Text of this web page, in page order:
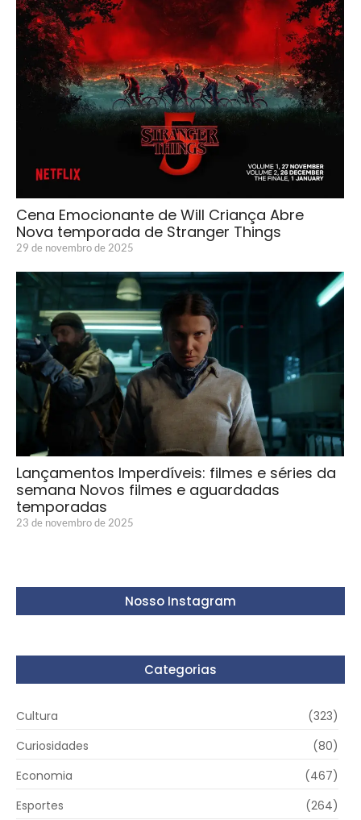
Cena Emocionante de Will Criança Abre
Nova temporada de Stranger Things
29 de novembro de 2025
Lançamentos Imperdíveis: filmes e séries da
semana Novos filmes e aguardadas
temporadas
23 de novembro de 2025
Nosso Instagram
Categorias
Cultura
(323)
Curiosidades
(80)
Economia
(467)
Esportes
(264)